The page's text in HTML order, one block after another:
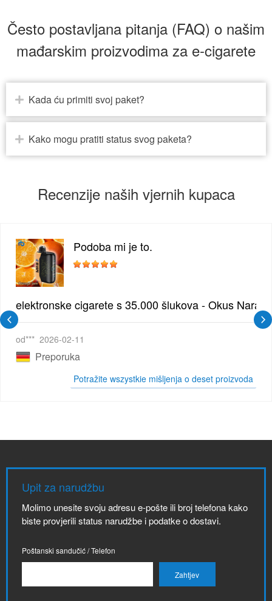
Često postavljana pitanja (FAQ) o našim
mađarskim proizvodima za e-cigarete
Kada ću primiti svoj paket?
Kako mogu pratiti status svog paketa?
Recenzije naših vjernih kupaca
| Elegantna Voćna Kombinacija
Podoba mi je to.
elektronske cigarete s 35.000 šlukova - Okus
od*** 2026-02-11
Preporuka
Potražite wszystkie mišljenja o deset proizvoda
Upit za narudžbu
Molimo unesite svoju adresu e-pošte ili broj telefona kako
biste provjerili status narudžbe i podatke o dostavi.
Poštanski sandučić / Telefon